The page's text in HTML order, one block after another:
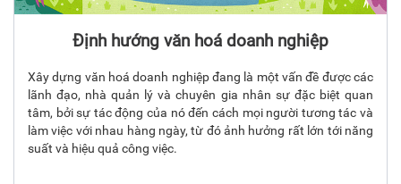
Định hướng văn hoá doanh nghiệp
Xây dựng văn hoá doanh nghiệp đang là một vấn đề được các
lãnh đạo, nhà quản lý và chuyên gia nhân sự đặc biệt quan
tâm, bởi sự tác động của nó đến cách mọi người tương tác và
làm việc với nhau hàng ngày, từ đó ảnh hưởng rất lớn tới năng
suất và hiệu quả công việc.